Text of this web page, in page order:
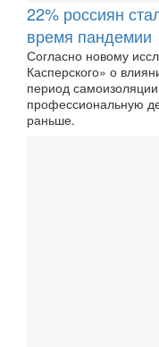
22% россиян
время пандемии
Согласно новому
Касперского» о
период
профессиональную
раньше.